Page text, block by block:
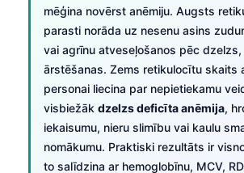
mēģina novērst anēmiju. Augsts
parasti norāda uz nesenu asins
vai agrīnu atveseļošanos pēc
ārstēšanas. Zems retikulocītu skaits
personai liecina par nepietiekamu
visbiežāk dzelzs deficīta anēmija,
iekaisumu, nieru slimību vai kaulu
nomākumu. Praktiski rezultāts ir
to salīdzina ar hemoglobīnu, MCV,